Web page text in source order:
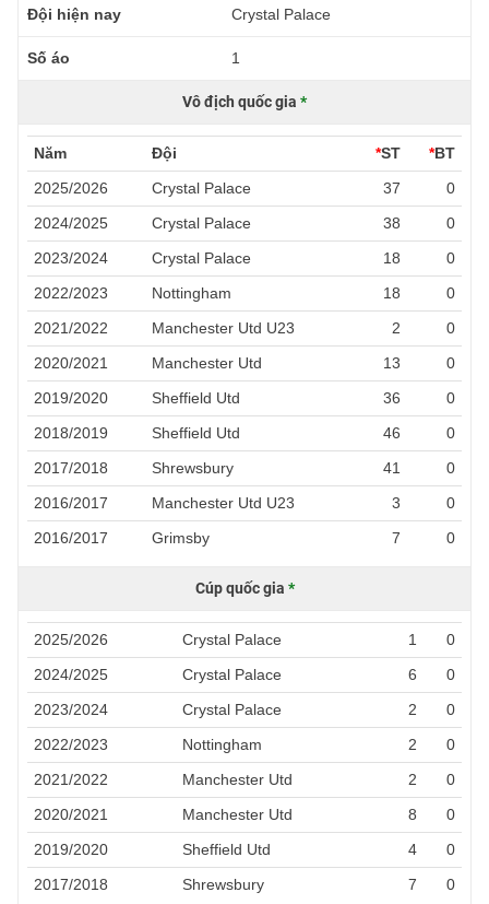
Đội hiện nay Crystal Palace
Số áo 1
Vô địch quốc gia *
Năm Đội *ST *BT
2025/2026
Crystal Palace 37
0
2024/2025
Crystal Palace 38
0
2023/2024
Crystal Palace 18
0
2022/2023
Nottingham 18
0
2021/2022
Manchester Utd U23 2
0
2020/2021
Manchester Utd 13
0
2019/2020
Sheffield Utd 36
0
2018/2019
Sheffield Utd 46
0
2017/2018
Shrewsbury 41
0
2016/2017
Manchester Utd U23 3
0
2016/2017
Grimsby 7 0
Cúp quốc gia *
2025/2026 Crystal Palace 1
0
2024/2025
Crystal Palace 6
0
2023/2024
Crystal Palace 2
0
2022/2023
Nottingham 2
0
2021/2022
Manchester Utd 2
0
2020/2021
Manchester Utd 8
0
2019/2020
Sheffield Utd 4
0
2017/2018
Shrewsbury 7 0